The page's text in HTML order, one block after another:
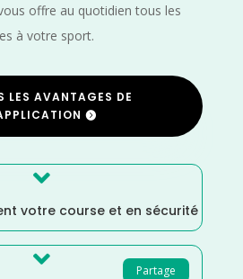
offre au quotidien tous les
à votre sport.
LES AVANTAGES DE

votre course et en sécurité
Partage
